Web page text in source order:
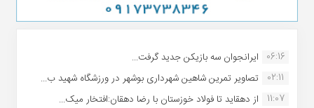
06:16 ایرانجوان سه بازیکن جدید گرفت...
02:11
تصاویر تمرین شاهین شهردارى بوشهر در ورزشگاه شهید ب...
11:07
از دهقاید تا فولاد خوزستان با رضا دهقان:افتخار میک...